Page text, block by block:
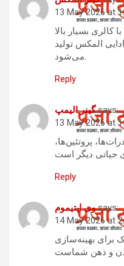
13 May 2026 at
بسیار بالا
المکس تولید
می‌شود.
Reply
گینر الیمپ says:
13 May 2026 at
پروتئین‌ها،
Reply
وی اپتیموم says:
14 May 2026 at
برای بهینه‌سازی